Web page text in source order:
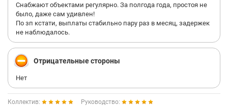
Снабжают объектами регулярно. За полгода года, простоя не
было, даже сам удивлен!
По зп кстати, выплаты стабильно пару раз в месяц, задержек
не наблюдалось.
Отрицательные стороны
Нет
Коллектив:
Руководство: